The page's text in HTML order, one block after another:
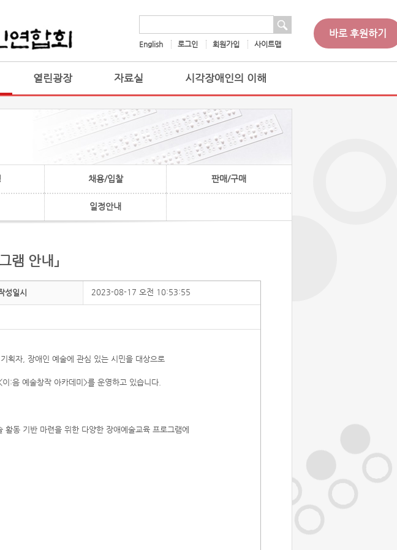
English 로그인 회원가입 사이트맵
바로 후원하기
열린광장 자료실 시각장애인의 이해
채용/입찰 판매/구매
일정안내
램 안내」
성일시 2023-08-17 오전 10:53:55
획자, 장애인 예술에 관심 있는 시민을 대상으로
:음 예술창작 아카데미>를 운영하고 있습니다.
동 기반 마련을 위한 다양한 장애예술교육 프로그램에